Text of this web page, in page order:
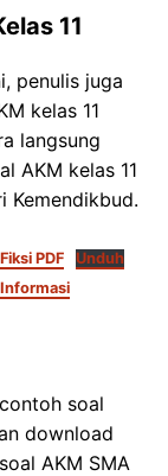
11
penulis juga
kelas 11
langsung
AKM kelas 11
Kemendikbud.
PDF
Unduh
Informasi
soal
download
AKM SMA